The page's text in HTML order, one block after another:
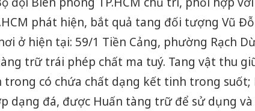
phát hiện, bắt quả tang đối tượng Vũ
ở hiện tại: 59/1 Tiền Cảng, phường Rạch
trữ trái phép chất ma tuý. Tang vật thu
trong có chứa chất dạng kết tinh trong suốt;
dạng đá, được Huấn tàng trữ để sử dụng